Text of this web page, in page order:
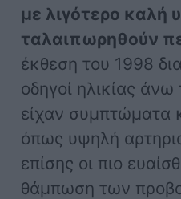
με λιγότερο καλή
ταλαιπωρηθούν
έκθεση του 1998
οδηγοί ηλικίας
είχαν συμπτώματα
όπως υψηλή
επίσης οι πιο
θάμπωση των